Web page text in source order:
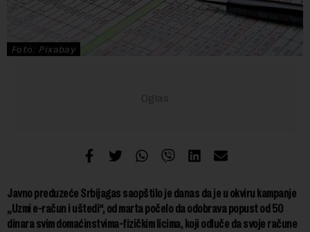
Foto: Pixabay
Javno preduzeće Srbijagas saopštilo je danas da je u okviru kampanje
„Uzmi e-račun i uštedi“, od marta počelo da odobrava popust od 50
dinara svim domaćinstvima-fizičkim licima, koji odluče da svoje račune